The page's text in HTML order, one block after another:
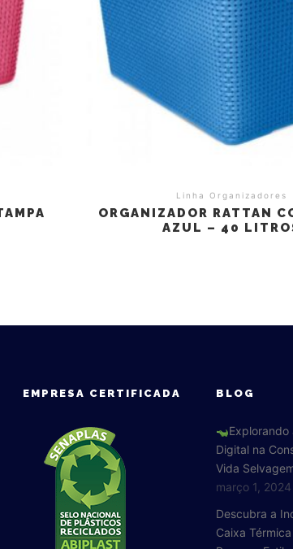
Linha Organizadores
ORGANIZADOR RATTAN
AZUL – 40
EMPRESA CERTIFICADA BLOG
Explorando
Digital na
Vida
março 1, 2024
Descubra a
Caixa